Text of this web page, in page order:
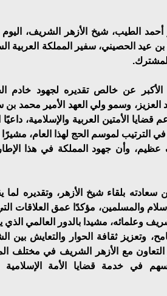
أحمد الطيب، شيخ الأزهر الشريف، اليوم
عيد الحصيني، سفير المملكة العربية
الأكبر عن خالص تقديره لجهود خادم
العزيز، وسمو ولي العهد الأمير محمد بن
الأمتين العربية والإسلامية، داعيًا
في الترتيب لموسم الحج لهذا العام،
وأن جهود المملكة في هذا
بلقاء شيخ الأزهر، وتقديره لما
والمسلمين، مؤكدًا عمق العلاقات
وعلمائه، مشيدا بالدور العالمي الذي
وتعزيز ثقافة الحوار والتعايش بين
مع الأزهر الشريف في مختلف
يسهم في خدمة قضايا الأمة الإسلامية